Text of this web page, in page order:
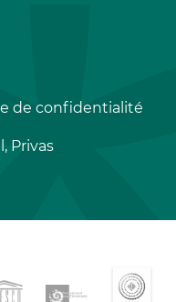
de confidentialité
Privas